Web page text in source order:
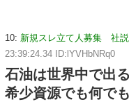
10: 新規スレ立て人募集 社
23:39:24.34 ID:lYVHbNRq0
石油は世界中で出る
希少資源でも何で